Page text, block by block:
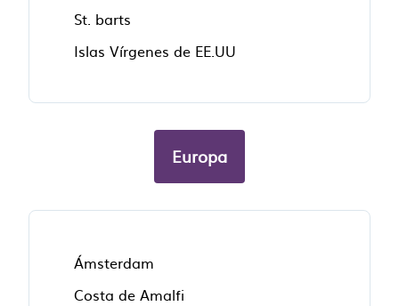
St. barts
Islas Vírgenes de EE.UU
Europa
Ámsterdam
Costa de Amalfi